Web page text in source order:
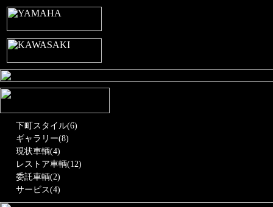
下町スタイル(6)
ギャラリー(8)
現状車輌(4)
レストア車輌(12)
委託車輌(2)
サービス(4)